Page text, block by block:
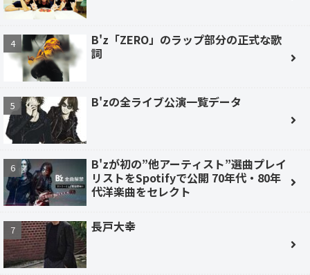
B'z「ZERO」のラップ部分の正式な歌
詞
B'zの全ライブ公演一覧データ
B'zが初の”他アーティスト”選曲プレイ
リストをSpotifyで公開 70年代・80年
代洋楽曲をセレクト
長戸大幸